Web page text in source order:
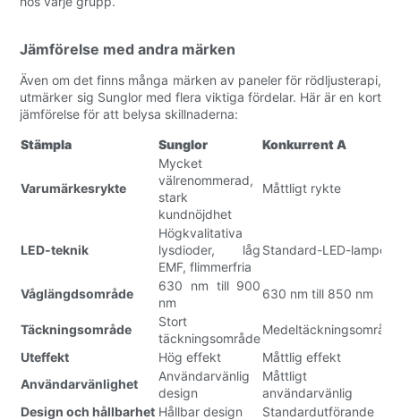
Jämförelse med andra märken
Även om det finns många märken av paneler för rödljusterapi,
utmärker sig Sunglor med flera viktiga fördelar. Här är en kort
jämförelse för att belysa skillnaderna:
Stämpla
Sunglor Konkurrent A
Varumärkesrykte
Mycket
välrenommerad,
stark
kundnöjdhet
Måttligt rykte
LED-teknik
Högkvalitativa
lysdioder, låg
EMF, flimmerfria
Standard-LED-lampor
Våglängdsområde
630 nm till 900
nm
630 nm till 850 nm
Täckningsområde
Stort
täckningsområde
Medeltäckningsområde
Uteffekt
Hög effekt
Måttlig effekt
Användarvänlighet
Användarvänlig
design
Måttligt
användarvänlig
Design och hållbarhet Hållbar design Standardutförande